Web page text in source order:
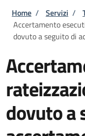
Briciole di
Home / Servizi /
Accertamento
dovuto a seguito di
dovuto a